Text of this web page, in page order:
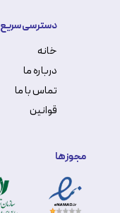
دسترسی سریع
خانه
درباره ما
تماس با ما
قوانین
مجوزها